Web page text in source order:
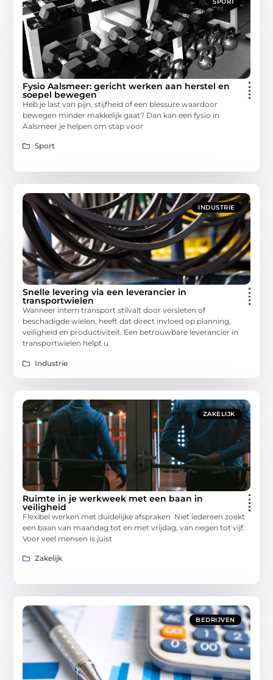
Fysio Aalsmeer: gericht werken aan herstel en
soepel bewegen
Heb je last van pijn, stijfheid of een blessure waardoor
bewegen minder makkelijk gaat? Dan kan een fysio in
Aalsmeer je helpen om stap voor
Sport
INDUSTRIE
Snelle levering via een leverancier in
transportwielen
Wanneer intern transport stilvalt door versleten of
beschadigde wielen, heeft dat direct invloed op planning,
veiligheid en productiviteit. Een betrouwbare leverancier in
transportwielen helpt u
Industrie
ZAKELIJK
Ruimte in je werkweek met een baan in
veiligheid
Flexibel werken met duidelijke afspraken Niet iedereen zoekt
een baan van maandag tot en met vrijdag, van negen tot vijf.
Voor veel mensen is juist
Zakelijk
BEDRIJVEN